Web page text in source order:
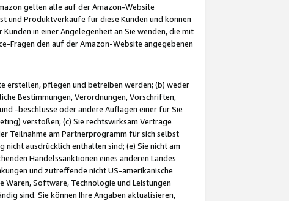
gelten alle auf der Amazon-Website
und Produktverkäufe für diese Kunden und können
in einer Angelegenheit an Sie wenden, die mit
Fragen den auf der Amazon-Website angegebenen
erstellen, pflegen und betreiben werden; (b) weder
Bestimmungen, Verordnungen, Vorschriften,
-beschlüsse oder andere Auflagen einer für Sie
verstoßen; (c) Sie rechtswirksam Verträge
Teilnahme am Partnerprogramm für sich selbst
ausdrücklich enthalten sind; (e) Sie nicht am
Handelssanktionen eines anderen Landes
und zutreffende nicht US-amerikanische
Waren, Software, Technologie und Leistungen
sind. Sie können Ihre Angaben aktualisieren,